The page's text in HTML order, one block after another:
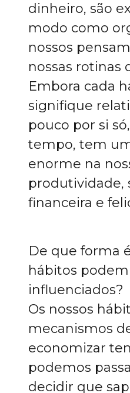
dinheiro, são
modo como
nossos
nossas rotinas
Embora cada
signifique
pouco por si
tempo, tem
enorme na
produtividade,
financeira e
De que forma
hábitos
influenciados?
Os nossos
mecanismos
economizar
podemos
decidir que